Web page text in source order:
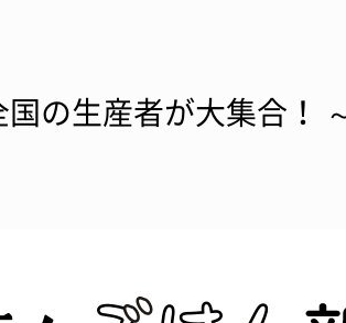
国の生産者が大集合！